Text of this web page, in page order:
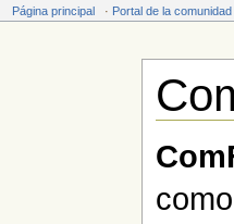
Página principal · Portal de la comunidad
como